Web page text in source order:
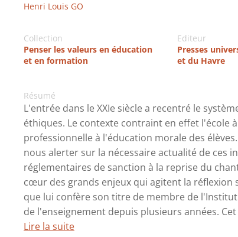
Henri Louis GO
Collection
Penser les valeurs en éducation
et en formation
Editeur
Presses
et du Havre
Résumé
L'entrée dans le XXIe siècle a recentré le
éthiques. Le contexte contraint en effet l'école
professionnelle à l'éducation morale des
nous alerter sur la nécessaire actualité de ces
réglementaires de sanction à la reprise du
cœur des grands enjeux qui agitent la réflexion
que lui confère son titre de membre de
de l'enseignement depuis plusieurs années.
Lire la suite